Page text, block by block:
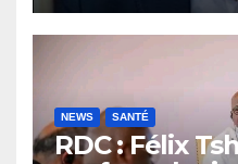
NEWS SANTÉ
RDC : Félix